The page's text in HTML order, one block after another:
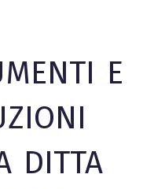
e
ditta